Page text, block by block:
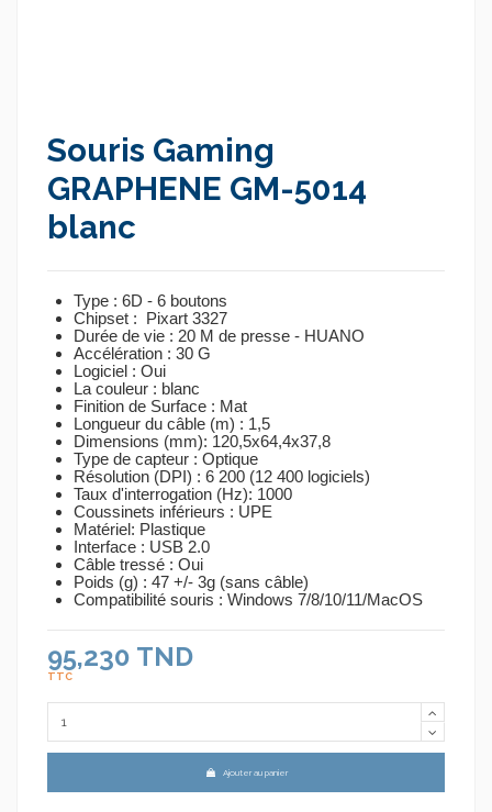
Souris Gaming
GRAPHENE GM-5014
blanc
Type : 6D - 6 boutons
Chipset : Pixart 3327
Durée de vie : 20 M de presse - HUANO
Accélération : 30 G
Logiciel : Oui
La couleur : blanc
Finition de Surface : Mat
Longueur du câble (m) : 1,5
Dimensions (mm): 120,5x64,4x37,8
Type de capteur : Optique
Résolution (DPI) : 6 200 (12 400 logiciels)
Taux d'interrogation (Hz): 1000
Coussinets inférieurs : UPE
Matériel: Plastique
Interface : USB 2.0
Câble tressé : Oui
Poids (g) : 47 +/- 3g (sans câble)
Compatibilité souris : Windows 7/8/10/11/MacOS
95,230 TND
TTC
Ajouter au panier